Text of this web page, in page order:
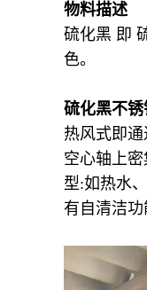
物料描述
硫化黑 即
色。
硫化黑不
热风式即
空心轴上
型:如热水
有自清洁